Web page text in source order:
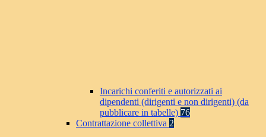
Incarichi conferiti e autorizzati ai
dipendenti (dirigenti e non dirigenti) (da
pubblicare in tabelle) 76
Contrattazione collettiva 2